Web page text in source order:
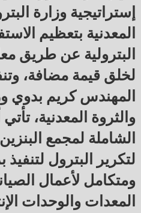
إستراتيجية وزارة
المعدنية بتعظيم
البترولية عن طريق
لخلق قيمة مضافة،
المهندس كريم بدوي
والثروة المعدنية،
الشاملة لمجمع
لتكرير البترول
ومتكامل لأعمال
المعدات والوحدات